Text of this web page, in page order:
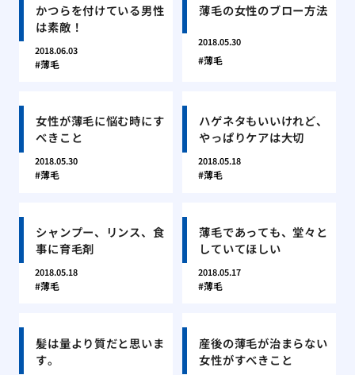
かつらを付けている男性
は素敵！
2018.06.03
薄毛
薄毛の女性のブロー方法
2018.05.30
薄毛
女性が薄毛に悩む時にす
べきこと
2018.05.30
薄毛
ハゲネタもいいけれど、
やっぱりケアは大切
2018.05.18
薄毛
シャンプー、リンス、食
事に育毛剤
2018.05.18
薄毛
薄毛であっても、堂々と
していてほしい
2018.05.17
薄毛
髪は量より質だと思いま
す。
産後の薄毛が治まらない
女性がすべきこと